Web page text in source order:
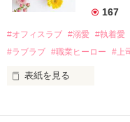
夏木美桜(なつきみお)
鳴海哲平 (なるみてっぺ
なぜか恭司から飼い猫
167
#オフィスラブ #溺愛 #執着愛
#ラブラブ #職業ヒーロー #上
表紙を見る
ションの企画戦略室で働